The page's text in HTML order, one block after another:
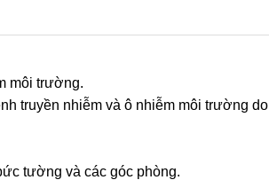
môi trường.
truyền nhiễm và ô nhiễm môi trường do
tường và các góc phòng.